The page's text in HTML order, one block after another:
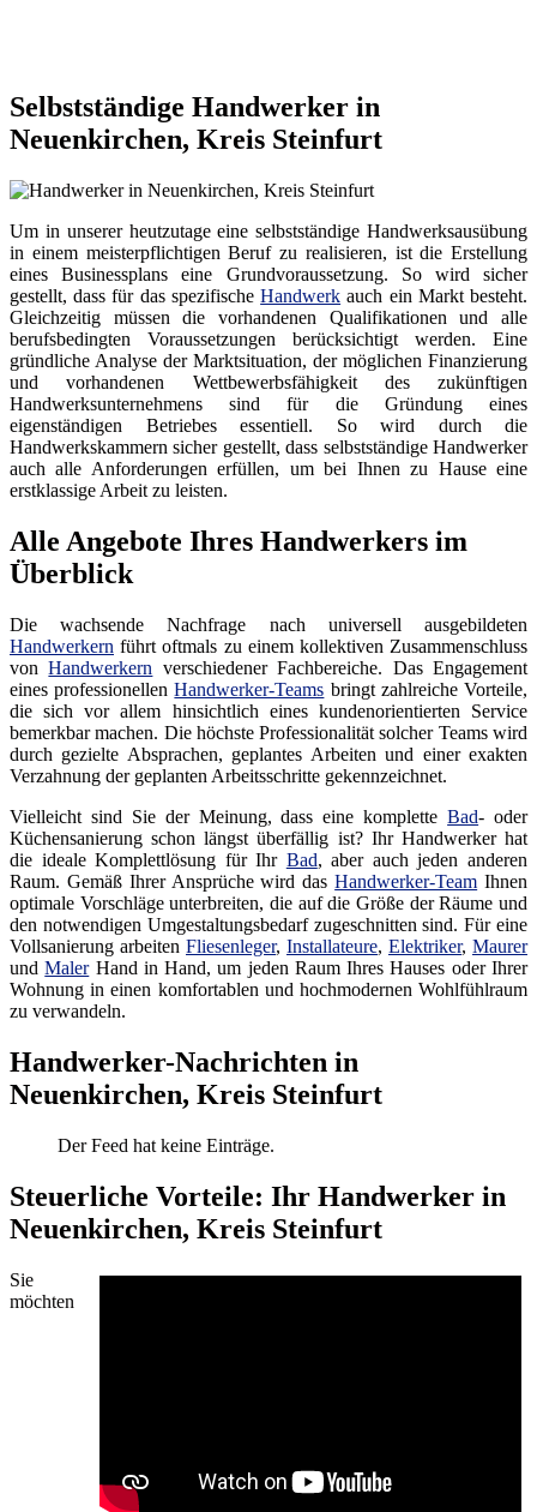
Selbstständige Handwerker in
Neuenkirchen, Kreis Steinfurt
Um in unserer heutzutage eine selbstständige Handwerksausübung
in einem meisterpflichtigen Beruf zu realisieren, ist die Erstellung
eines Businessplans eine Grundvoraussetzung. So wird sicher
gestellt, dass für das spezifischeHandwerk auch ein Markt besteht.
Gleichzeitig müssen die vorhandenen Qualifikationen und alle
berufsbedingten Voraussetzungen berücksichtigt werden. Eine
gründliche Analyse der Marktsituation, der möglichen Finanzierung
und vorhandenen Wettbewerbsfähigkeit des zukünftigen
Handwerksunternehmens sind für die Gründung eines
eigenständigen Betriebes essentiell. So wird durch die
Handwerkskammern sicher gestellt, dass selbstständige Handwerker
auch alle Anforderungen erfüllen, um bei Ihnen zu Hause eine
erstklassige Arbeit zu leisten.
Alle Angebote Ihres Handwerkers im
Überblick
Die wachsende Nachfrage nach universell ausgebildeten
Handwerkern führt oftmals zu einem kollektiven Zusammenschluss
vonHandwerkern verschiedener Fachbereiche. Das Engagement
eines professionellenHandwerker-Teams bringt zahlreiche Vorteile,
die sich vor allem hinsichtlich eines kundenorientierten Service
bemerkbar machen. Die höchste Professionalität solcher Teams wird
durch gezielte Absprachen, geplantes Arbeiten und einer exakten
Verzahnung der geplanten Arbeitsschritte gekennzeichnet.
Vielleicht sind Sie der Meinung, dass eine kompletteBad- oder
Küchensanierung schon längst überfällig ist? Ihr Handwerker hat
die ideale Komplettlösung für Ihr Bad, aber auch jeden anderen
Raum. Gemäß Ihrer Ansprüche wird dasHandwerker-Team Ihnen
optimale Vorschläge unterbreiten, die auf die Größe der Räume und
den notwendigen Umgestaltungsbedarf zugeschnitten sind. Für eine
Vollsanierung arbeiten Fliesenleger, Installateure, Elektriker, Maurer
undMalerHand in Hand, um jeden Raum Ihres Hauses oder Ihrer
Wohnung in einen komfortablen und hochmodernen Wohlfühlraum
zu verwandeln.
Handwerker-Nachrichten in
Neuenkirchen, Kreis Steinfurt
Der Feed hat keine Einträge.
Steuerliche Vorteile: Ihr Handwerker in
Neuenkirchen, Kreis Steinfurt
Sie
möchten